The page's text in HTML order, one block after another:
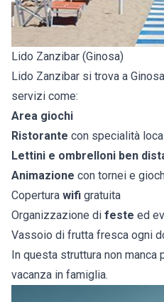
Lido Zanzibar (Ginosa)
Lido Zanzibar si trova a
servizi come:
Area giochi
Ristorante con specialità
Lettini e ombrelloni ben
Animazione con tornei e
Copertura wifi gratuita
Organizzazione di feste ed
Vassoio di frutta fresca ogni
In questa struttura non manca
vacanza in famiglia.